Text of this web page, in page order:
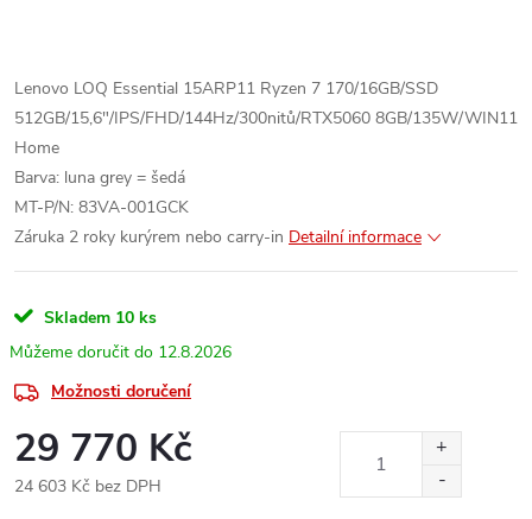
Lenovo LOQ Essential 15ARP11 Ryzen 7 170/16GB/SSD
512GB/15,6"/IPS/FHD/144Hz/300nitů/RTX5060 8GB/135W/WIN11
Home
Barva: luna grey = šedá
MT-P/N: 83VA-001GCK
Záruka 2 roky kurýrem nebo carry-in Detailní informace
Skladem 10 ks
12.8.2026
Možnosti doručení
29 770 Kč
24 603 Kč bez DPH